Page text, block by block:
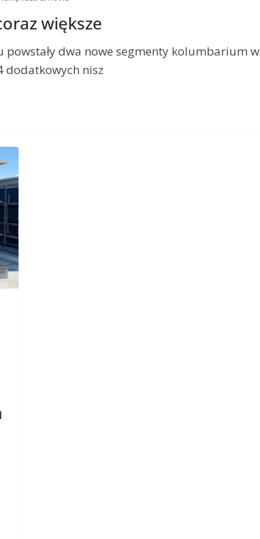
większe
dwa nowe segmenty kolumbarium w
dodatkowych nisz